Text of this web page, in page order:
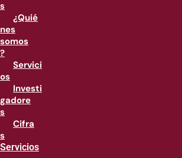
s
¿Quié
nes
somos
?
Servici
os
Investi
gadore
s
Cifra
s
Servicios